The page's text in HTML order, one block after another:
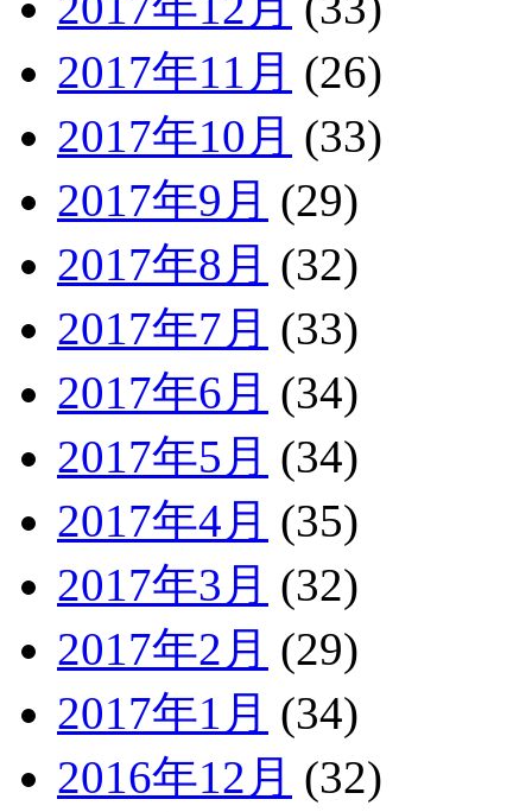
2017年11月 (26)
2017年10月 (33)
2017年9月 (29)
2017年8月 (32)
2017年7月 (33)
2017年6月 (34)
2017年5月 (34)
2017年4月 (35)
2017年3月 (32)
2017年2月 (29)
2017年1月 (34)
2016年12月 (32)